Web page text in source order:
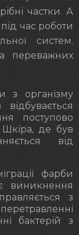
частки. А
час роботи
систем.
переважних
з організму
поступово
Шкіра, де був
від
фарби
виникнення
з
бактерій з